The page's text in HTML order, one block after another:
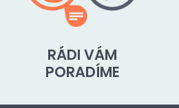
RÁDI VÁM
PORADÍME